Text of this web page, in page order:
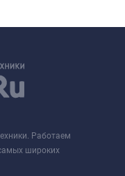
Работаем
широких